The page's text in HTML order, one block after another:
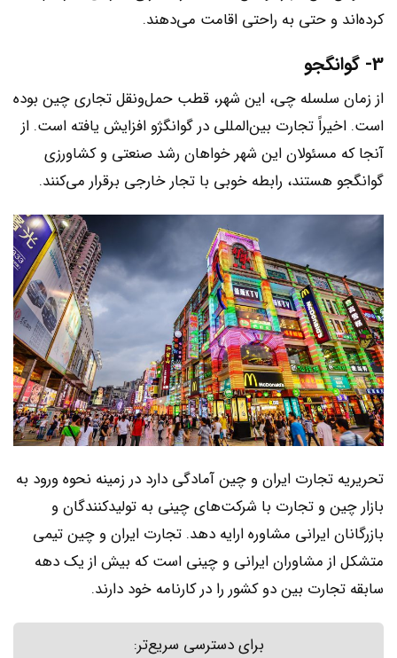
کرده‌اند و حتی به راحتی اقامت می‌دهند.
3- گوانگجو
از زمان سلسله چی، این شهر، قطب حمل‌ونقل تجاری چین بوده
است. اخیراً تجارت بین‌المللی در گوانگژو افزایش یافته است. از
آنجا که مسئولان این شهر خواهان رشد صنعتی و کشاورزی
گوانگجو هستند، رابطه خوبی با تجار خارجی برقرار می‌کنند.
تحریریه تجارت ایران و چین آمادگی دارد در زمینه نحوه ورود به
بازار چین و تجارت با شرکت‌های چینی به تولیدکنندگان و
بازرگانان ایرانی مشاوره ارایه دهد. تجارت ایران و چین تیمی
متشکل از مشاوران ایرانی و چینی است که بیش از یک دهه
سابقه تجارت بین دو کشور را در کارنامه خود دارند.
برای دسترسی سریع‌تر: